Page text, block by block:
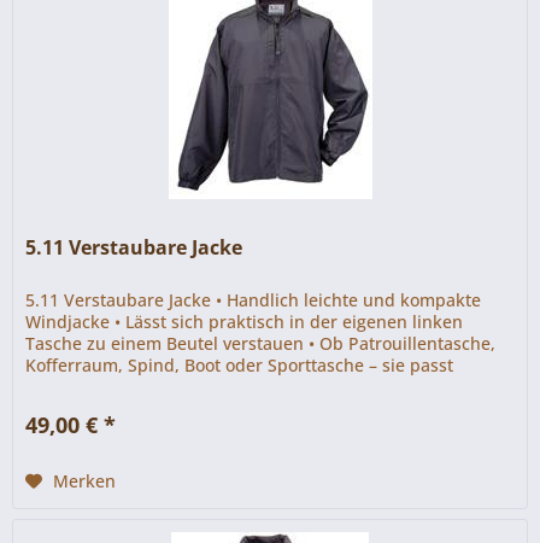
5.11 Verstaubare Jacke
5.11 Verstaubare Jacke • Handlich leichte und kompakte
Windjacke • Lässt sich praktisch in der eigenen linken
Tasche zu einem Beutel verstauen • Ob Patrouillentasche,
Kofferraum, Spind, Boot oder Sporttasche – sie passt
49,00 € *
Merken